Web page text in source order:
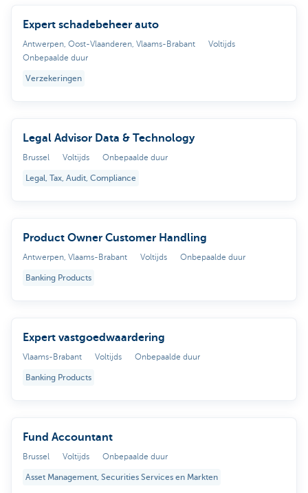
Expert schadebeheer auto
Antwerpen, Oost-Vlaanderen, Vlaams-Brabant
Voltijds
Onbepaalde duur
Verzekeringen
Legal Advisor Data & Technology
Brussel Voltijds Onbepaalde duur
Legal, Tax, Audit, Compliance
Product Owner Customer Handling
Antwerpen, Vlaams-Brabant Voltijds Onbepaalde duur
Banking Products
Expert vastgoedwaardering
Vlaams-Brabant Voltijds Onbepaalde duur
Banking Products
Fund Accountant
Brussel Voltijds Onbepaalde duur
Asset Management, Securities Services en Markten